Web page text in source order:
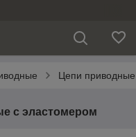
Цепи
с эластомером